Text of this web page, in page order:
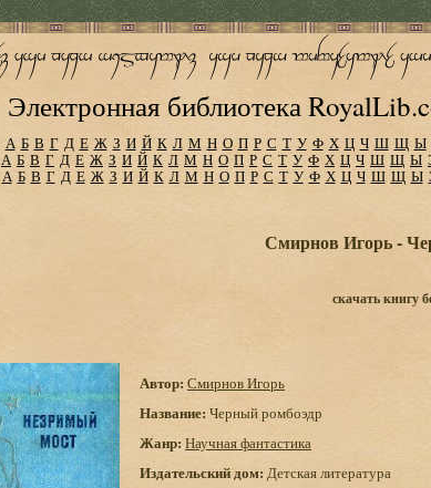
Электронная библиотека
А Б В Г Д Е Ж З И Й К Л М Н О П Р С Т У Ф Х Ц Ч Ш Щ Ы
А Б В Г Д Е Ж З И Й К Л М Н О П Р С Т У Ф Х Ц Ч Ш Щ Ы
А Б В Г Д Е Ж З И Й К Л М Н О П Р С Т У Ф Х Ц Ч Ш Щ Ы
Смирнов Игорь -
скачать книгу
Автор: Смирнов Игорь
Название: Черный ромбоэдр
Жанр: Научная фантастика
Издательский дом: Детская литература